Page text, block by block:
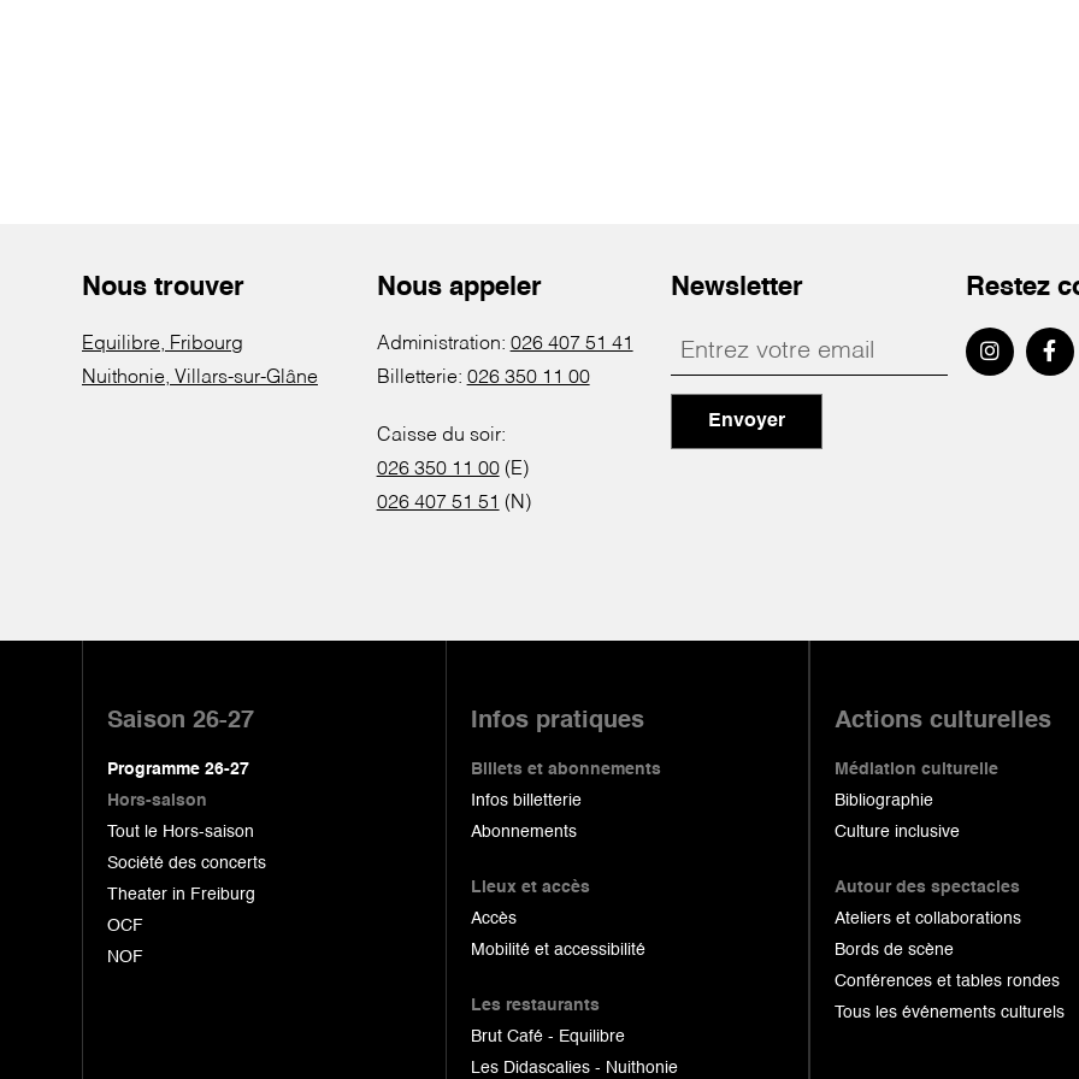
Nous trouver
Equilibre, Fribourg
Nuithonie, Villars-sur-Glâne
Nous appeler
Administration: 026 407 51 41
Billetterie: 026 350 11 00
Caisse du soir:
026 350 11 00(E)
026 407 51 51 (N)
Newsletter
Envoyer
Restez
Saison 26-27
Programme 26-27
Hors-saison
Tout le Hors-saison
Société des concerts
Theater in Freiburg
OCF
NOF
Infos pratiques
Billets et abonnements
Infos billetterie
Abonnements
Lieux et accès
Accès
Mobilité et accessibilité
Les restaurants
Brut Café - Equilibre
Les Didascalies - Nuithonie
Actions culturelles
Médiation culturelle
Bibliographie
Culture inclusive
Autour des spectacles
Ateliers et collaborations
Bords de scène
Conférences et tables rondes
Tous les événements culturels